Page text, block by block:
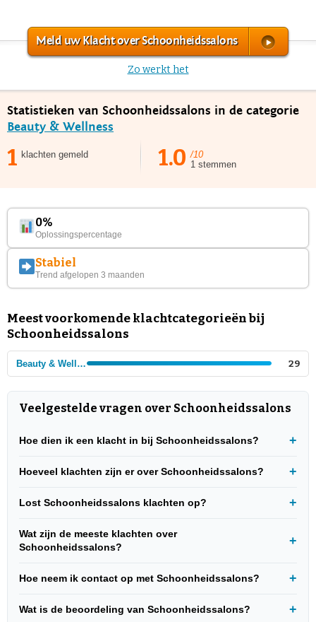
Meld uw Klacht over Schoonheidssalons
Zo werkt het
Statistieken van Schoonheidssalons in de categorie
Beauty & Wellness
1 klachten gemeld 1.0 /10
1 stemmen
0%
Oplossingspercentage
Stabiel
Trend afgelopen 3 maanden
Meest voorkomende klachtcategorieën bij
Schoonheidssalons
Beauty & Wellness 29
Veelgestelde vragen over Schoonheidssalons
Hoe dien ik een klacht in bij Schoonheidssalons?
Hoeveel klachten zijn er over Schoonheidssalons?
Lost Schoonheidssalons klachten op?
Wat zijn de meeste klachten over
Schoonheidssalons?
Hoe neem ik contact op met Schoonheidssalons?
Wat is de beoordeling van Schoonheidssalons?